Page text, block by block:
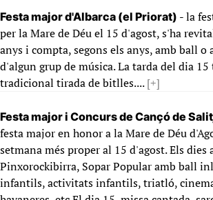
Festa major d'Albarca (el Priorat) - la
per la Mare de Déu el 15 d'agost, s'ha
anys i compta, segons els anys, amb ball o
d'algun grup de música. La tarda del dia
tradicional tirada de bitlles....[+]
Festa major i Concurs de Cançó de
festa major en honor a la Mare de Déu
setmana més proper al 15 d'agost. Els dies
Pinxorockibirra, Sopar Popular amb ball
infantils, activitats infantils, triatló,